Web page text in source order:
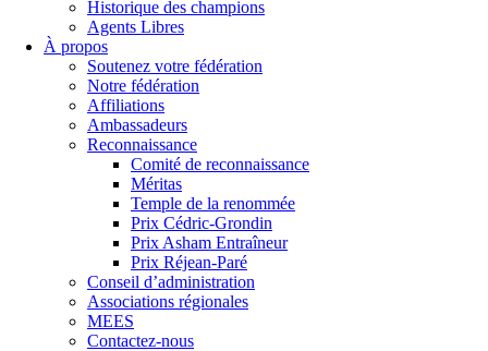
Historique des champions
Agents Libres
À propos
Soutenez votre fédération
Notre fédération
Affiliations
Ambassadeurs
Reconnaissance
Comité de reconnaissance
Méritas
Temple de la renommée
Prix Cédric-Grondin
Prix Asham Entraîneur
Prix Réjean-Paré
Conseil d’administration
Associations régionales
MEES
Contactez-nous